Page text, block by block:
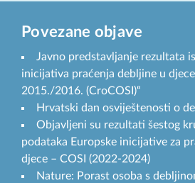
Povezane objave
Javno predstavljanje rezultata
inicijativa praćenja debljine u
2015./2016. (CroCOSI)“
Hrvatski dan osviještenosti o
Objavljeni su rezultati šestog
podataka Europske inicijative za
djece – COSI (2022-2024)
Nature: Porast osoba s